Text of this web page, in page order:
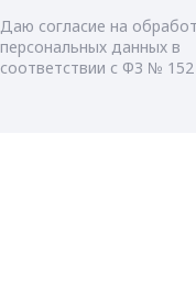
Даю согласие на
персональных данных в
соответствии с ФЗ № 152